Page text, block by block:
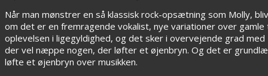
Når man mønstrer en så klassisk rock-opsætning som Molly,
om det er en fremragende vokalist, nye variationer over
oplevelsen i ligegyldighed, og det sker i overvejende grad med
der vel næppe nogen, der løfter et øjenbryn. Og det er
løfte et øjenbryn over musikken.